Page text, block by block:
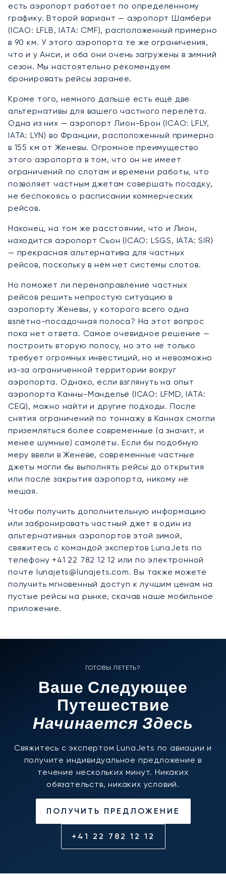
есть аэропорт работает по определённому
графику. Второй вариант — аэропорт Шамбери
(ICAO: LFLB, IATA: CMF), расположенный примерно
в 90 км. У этого аэропорта те же ограничения,
что и у Анси, и оба они очень загружены в зимний
сезон. Мы настоятельно рекомендуем
бронировать рейсы заранее.
Кроме того, немного дальше есть ещё две
альтернативы для вашего частного перелёта.
Одна из них — аэропорт Лион-Брон (ICAO: LFLY,
IATA: LYN) во Франции, расположенный примерно
в 155 км от Женевы. Огромное преимущество
этого аэропорта в том, что он не имеет
ограничений по слотам и времени работы, что
позволяет частным джетам совершать посадку,
не беспокоясь о расписании коммерческих
рейсов.
Наконец, на том же расстоянии, что и Лион,
находится аэропорт Сьон (ICAO: LSGS, IATA: SIR)
— прекрасная альтернатива для частных
рейсов, поскольку в нём нет системы слотов.
Но поможет ли перенаправление частных
рейсов решить непростую ситуацию в
аэропорту Женевы, у которого всего одна
взлётно-посадочная полоса? На этот вопрос
пока нет ответа. Самое очевидное решение —
построить вторую полосу, но это не только
требует огромных инвестиций, но и невозможно
из-за ограниченной территории вокруг
аэропорта. Однако, если взглянуть на опыт
аэропорта Канны-Мандельё (ICAO: LFMD, IATA:
CEQ), можно найти и другие подходы. После
снятия ограничений по тоннажу в Каннах смогли
приземляться более современные (а значит, и
менее шумные) самолёты. Если бы подобную
меру ввели в Женеве, современные частные
джеты могли бы выполнять рейсы до открытия
или после закрытия аэропорта, никому не
мешая.
Чтобы получить дополнительную информацию
или забронировать частный джет в один из
альтернативных аэропортов этой зимой,
свяжитесь с командой экспертов LunaJets по
телефону +41 22 782 12 12 или по электронной
почте lunajets@lunajets.com. Вы также можете
получить мгновенный доступ к лучшим ценам на
пустые рейсы на рынке, скачав наше мобильное
приложение.
ГОТОВЫ ЛЕТЕТЬ?
Ваше Следующее
Путешествие
Начинается Здесь
Свяжитесь с экспертом LunaJets по авиации и
получите индивидуальное предложение в
течение нескольких минут. Никаких
обязательств, никаких условий.
ПОЛУЧИТЬ ПРЕДЛОЖЕНИЕ
+41 22 782 12 12